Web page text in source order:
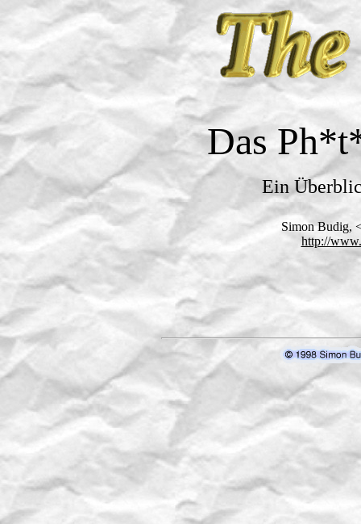
Das
Ein
Simon Budig,
http://